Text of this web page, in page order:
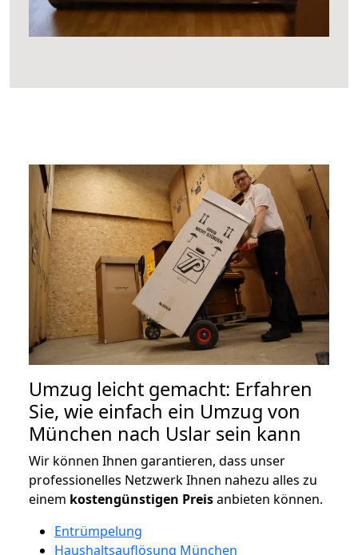
Umzug leicht gemacht: Erfahren
Sie, wie einfach ein Umzug von
München nach Uslar sein kann
Wir können Ihnen garantieren, dass unser
professionelles Netzwerk Ihnen nahezu alles zu
einem kostengünstigen Preisanbieten können.
Entrümpelung
Haushaltsauflösung München